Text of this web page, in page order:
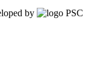
by